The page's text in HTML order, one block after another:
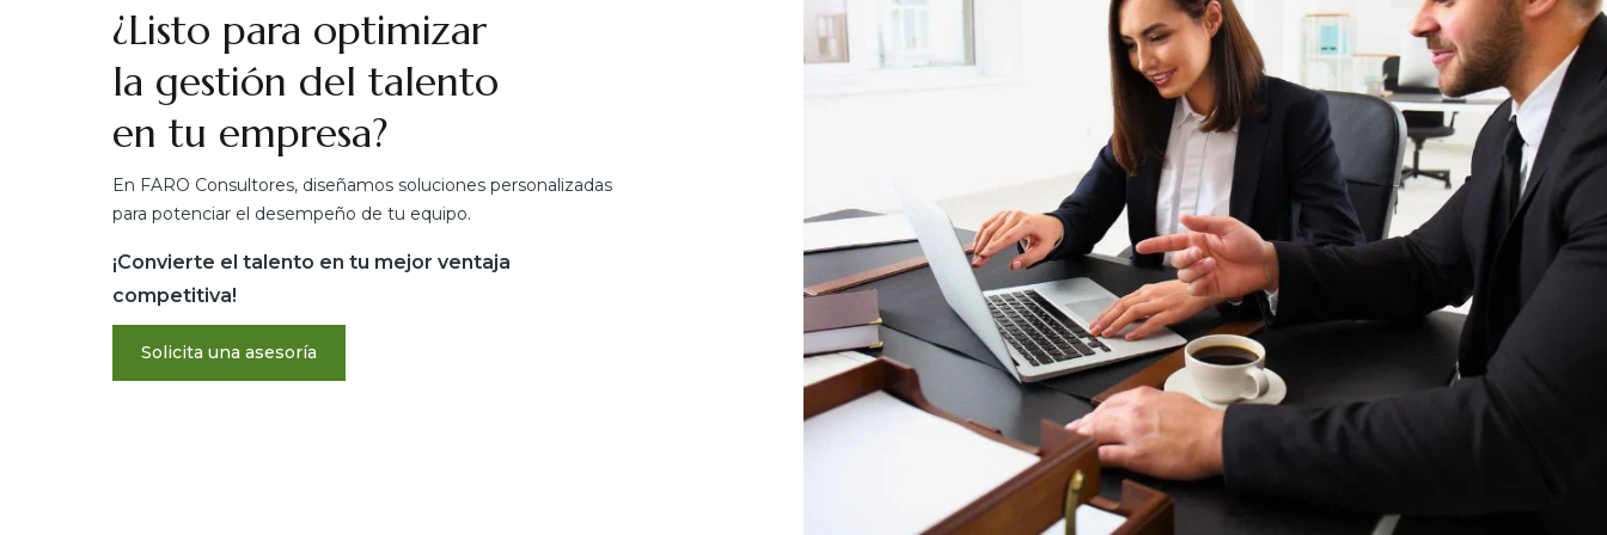
¿Listo para optimizar
la gestión del talento
en tu empresa?
En FARO Consultores, diseñamos soluciones personalizadas
para potenciar el desempeño de tu equipo.
¡Convierte el talento en tu mejor ventaja
competitiva!
Solicita una asesoría